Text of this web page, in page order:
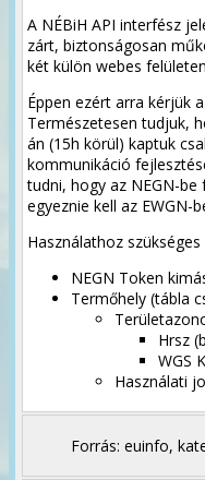
A NÉBiH API interfész
zárt, biztonságosan
két külön webes
Éppen ezért arra kérjük
Természetesen tudjuk,
án (15h körül) kaptuk
kommunikáció
tudni, hogy az NEGN-
egyeznie kell az
Használathoz
NEGN Token
Termőhely (tábla
Hrsz
WGS
Használati
Forrás: euinfo,